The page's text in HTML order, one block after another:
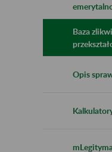
Baza
Opis